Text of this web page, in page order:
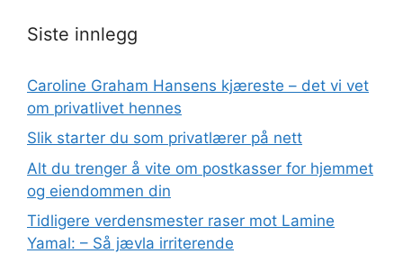
Siste innlegg
Caroline Graham Hansens kjæreste – det vi vet
om privatlivet hennes
Slik starter du som privatlærer på nett
Alt du trenger å vite om postkasser for hjemmet
og eiendommen din
Tidligere verdensmester raser mot Lamine
Yamal: – Så jævla irriterende